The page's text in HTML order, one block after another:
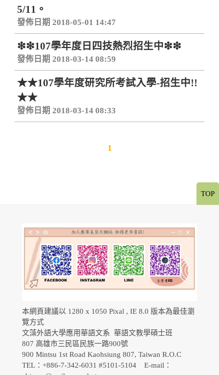
5/11。
發佈日期 2018-05-01 14:47
❇❇107學年度日四技熱烈招生中❇❇
發佈日期 2018-03-14 08:59
★★107學年度研究所考試入學-招生中!!
★★
發佈日期 2018-03-14 08:33
1
本網頁建議以 1280 x 1050 Pixal , IE 8.0 版本為最佳瀏
覽方式
文藻外語大學應用華語文系 華語文教學碩士班
807 高雄市三民區民族一路900號
900 Mintsu 1st Road Kaohsiung 807, Taiwan R.O.C
TEL：+886-7-342-6031 #5101-5104 E-mail：
TOP